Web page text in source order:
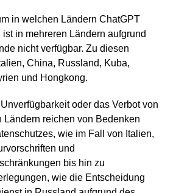
in welchen Ländern ChatGPT
in mehreren Ländern aufgrund
nicht verfügbar. Zu diesen
China, Russland, Kuba,
und Hongkong.
oder das Verbot von
Ländern reichen von Bedenken
wie im Fall von Italien,
und
bis hin zu
wie die Entscheidung